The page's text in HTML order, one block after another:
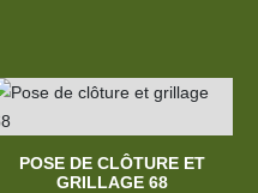
POSE DE CLÔTURE ET
GRILLAGE 68